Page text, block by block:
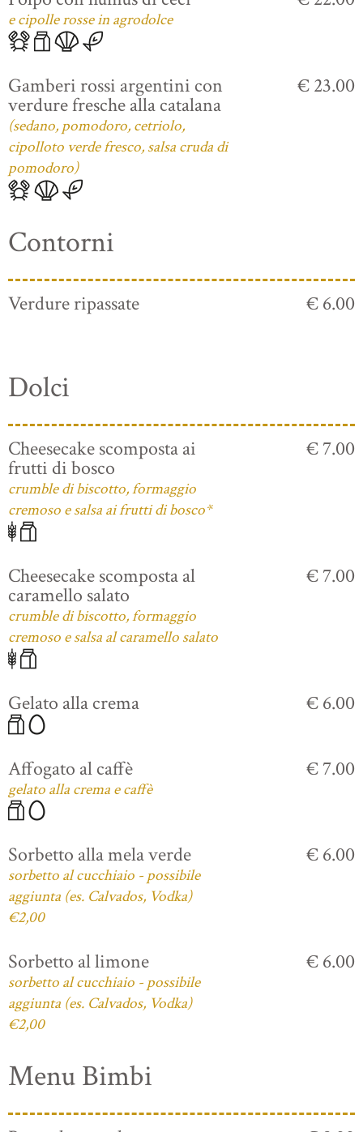
e cipolle rosse in agrodolce
Gamberi rossi argentini con
verdure fresche alla catalana
(sedano, pomodoro, cetriolo,
cipolloto verde fresco, salsa cruda di
pomodoro)
€ 23.00
Contorni
Verdure ripassate € 6.00
Dolci
Cheesecake scomposta ai
frutti di bosco
crumble di biscotto, formaggio
cremoso e salsa ai frutti di bosco*
€ 7.00
Cheesecake scomposta al
caramello salato
crumble di biscotto, formaggio
cremoso e salsa al caramello salato
€ 7.00
Gelato alla crema € 6.00
Affogato al caffè
gelato alla crema e caffè
€ 7.00
Sorbetto alla mela verde
sorbetto al cucchiaio - possibile
aggiunta (es. Calvados, Vodka)
€2,00
€ 6.00
Sorbetto al limone
sorbetto al cucchiaio - possibile
aggiunta (es. Calvados, Vodka)
€2,00
€ 6.00
Menu Bimbi